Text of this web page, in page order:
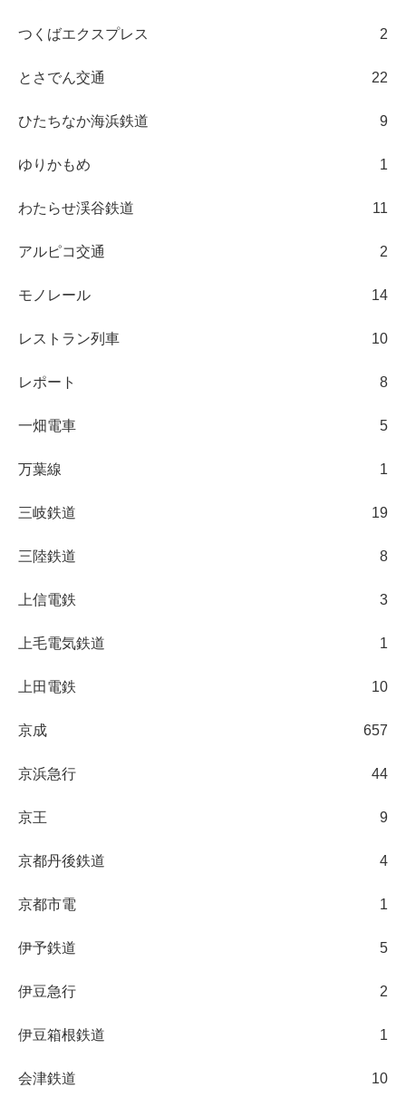
つくばエクスプレス 2
とさでん交通 22
ひたちなか海浜鉄道 9
ゆりかもめ 1
わたらせ渓谷鉄道 11
アルピコ交通 2
モノレール 14
レストラン列車 10
レポート 8
一畑電車 5
万葉線 1
三岐鉄道 19
三陸鉄道 8
上信電鉄 3
上毛電気鉄道 1
上田電鉄 10
京成 657
京浜急行 44
京王 9
京都丹後鉄道 4
京都市電 1
伊予鉄道 5
伊豆急行 2
伊豆箱根鉄道 1
会津鉄道 10